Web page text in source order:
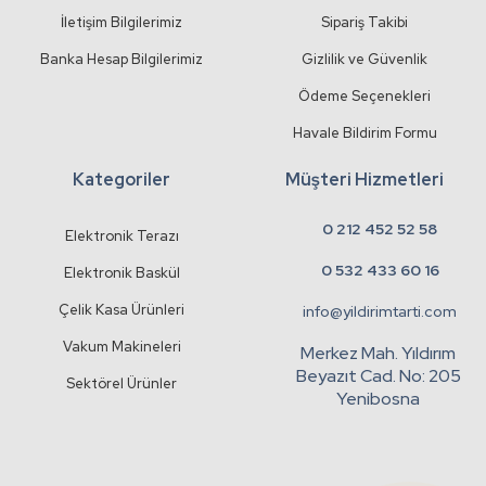
İletişim Bilgilerimiz
Banka Hesap Bilgilerimiz
Sipariş Takibi
Gizlilik ve Güvenlik
Ödeme Seçenekleri
Havale Bildirim Formu
Kategoriler
Elektronik Terazı
Elektronik Baskül
Çelik Kasa Ürünleri
Vakum Makineleri
Sektörel Ürünler
Müşteri Hizmetleri
0 212 452 52 58
0 532 433 60 16
info@yildirimtarti.com
Merkez Mah. Yıldırım
Beyazıt Cad. No: 205
Yenibosna